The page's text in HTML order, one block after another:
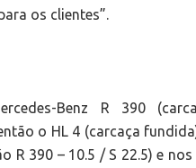
os clientes”.
Benz R 390
o HL 4 (carcaça
R 390 – 10.5 / S 22.5) e nos